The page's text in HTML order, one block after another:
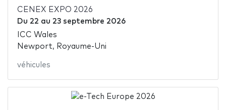
CENEX EXPO 2026
Du 22 au 23 septembre 2026
ICC Wales
Newport, Royaume-Uni
véhicules